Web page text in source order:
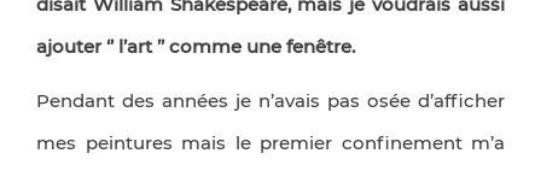
ajouter ‘’ l’art ’’ comme une fenêtre.
Pendant des années je n’avais pas osée d’afficher
mes peintures mais le premier confinement m’a